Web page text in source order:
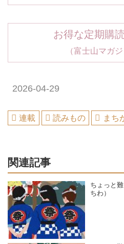
お得な定期購
（富士山マガジ
2026-04-29
連載 読みもの まち
関連記事
ちょっと
ちわ）